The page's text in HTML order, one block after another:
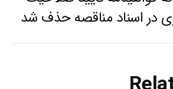
Previous
post:
در اسناد مناقصه حذف شد